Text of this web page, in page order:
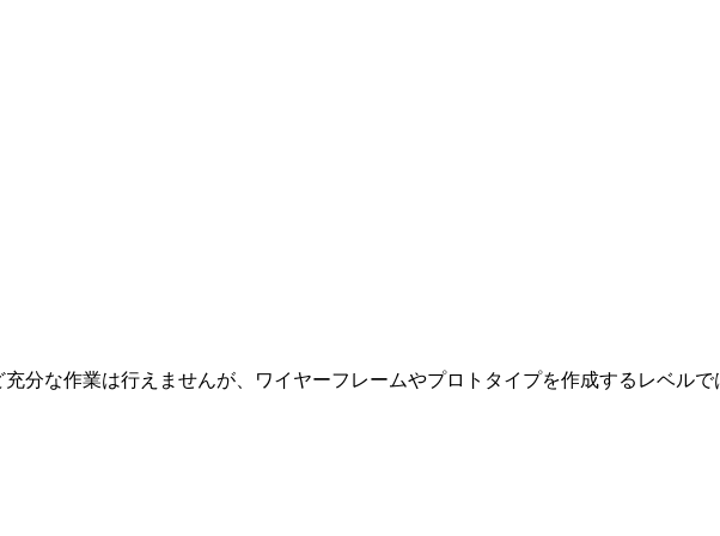
分な作業は行えませんが、ワイヤーフレームやプロトタイプを作成するレベルで